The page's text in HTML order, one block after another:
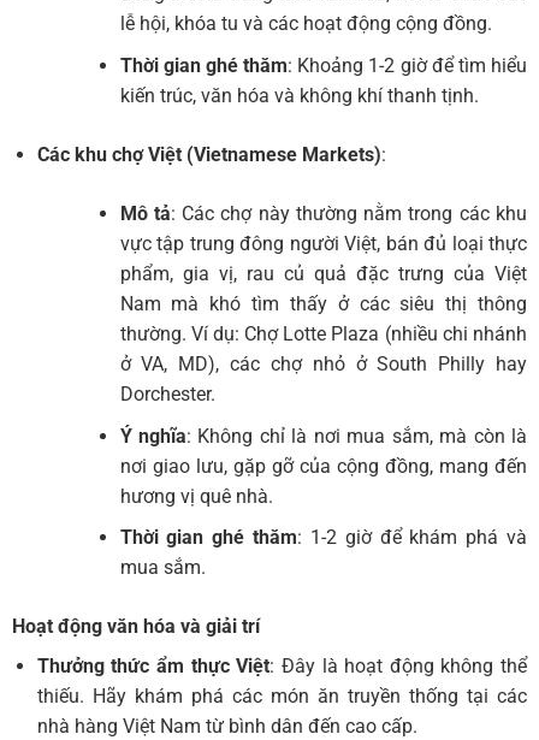
lễ hội, khóa tu và các hoạt động cộng đồng.
Thời gian ghé thăm: Khoảng 1-2 giờ để tìm hiểu
kiến trúc, văn hóa và không khí thanh tịnh.
Các khu chợ Việt (Vietnamese Markets):
Mô tả: Các chợ này thường nằm trong các khu
vực tập trung đông người Việt, bán đủ loại thực
phẩm, gia vị, rau củ quả đặc trưng của Việt
Nam mà khó tìm thấy ở các siêu thị thông
thường. Ví dụ: Chợ Lotte Plaza (nhiều chi nhánh
ở VA, MD), các chợ nhỏ ở South Philly hay
Dorchester.
Ý nghĩa: Không chỉ là nơi mua sắm, mà còn là
nơi giao lưu, gặp gỡ của cộng đồng, mang đến
hương vị quê nhà.
Thời gian ghé thăm: 1-2 giờ để khám phá và
mua sắm.
Hoạt động văn hóa và giải trí
Thưởng thức ẩm thực Việt: Đây là hoạt động không thể
thiếu. Hãy khám phá các món ăn truyền thống tại các
nhà hàng Việt Nam từ bình dân đến cao cấp.